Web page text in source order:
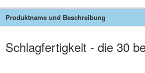
Produktname und Beschreibung
Schlagfertigkeit - die 30